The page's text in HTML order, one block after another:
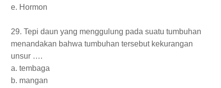
e. Hormon
29. Tepi daun yang menggulung pada suatu tumbuhan
menandakan bahwa tumbuhan tersebut kekurangan
unsur ….
a. tembaga
b. mangan